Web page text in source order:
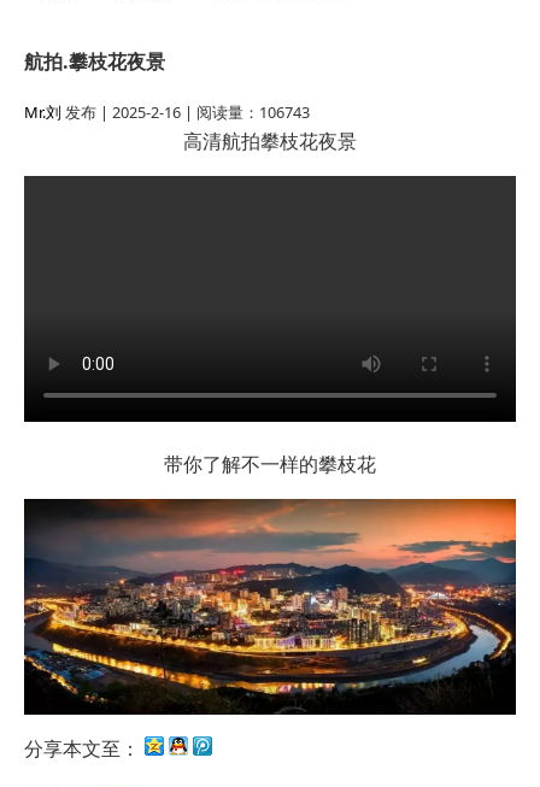
航拍.攀枝花夜景
Mr.刘 发布 | 2025-2-16 | 阅读量：106743
高清航拍攀枝花夜景
带你了解不一样的攀枝花
分享本文至：